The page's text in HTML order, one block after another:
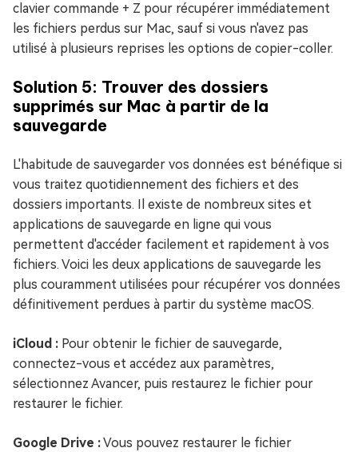
clavier commande + Z pour récupérer immédiatement
les fichiers perdus sur Mac, sauf si vous n'avez pas
utilisé à plusieurs reprises les options de copier-coller.
Solution 5: Trouver des dossiers
supprimés sur Mac à partir de la
sauvegarde
L'habitude de sauvegarder vos données est bénéfique si
vous traitez quotidiennement des fichiers et des
dossiers importants. Il existe de nombreux sites et
applications de sauvegarde en ligne qui vous
permettent d'accéder facilement et rapidement à vos
fichiers. Voici les deux applications de sauvegarde les
plus couramment utilisées pour récupérer vos données
définitivement perdues à partir du système macOS.
iCloud : Pour obtenir le fichier de sauvegarde,
connectez-vous et accédez aux paramètres,
sélectionnez Avancer, puis restaurez le fichier pour
restaurer le fichier.
Google Drive :Vous pouvez restaurer le fichier